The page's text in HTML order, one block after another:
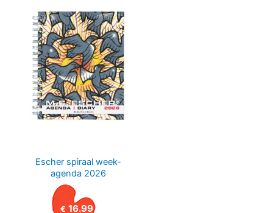
Escher spiraal week-
agenda 2026
€ 16.99